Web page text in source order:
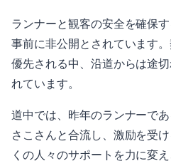
ランナーと観客の安全を確保
事前に非公開とされています
優先される中、沿道からは途
れています。
道中では、昨年のランナーで
さこさんと合流し、激励を受
くの人々のサポートを力に変